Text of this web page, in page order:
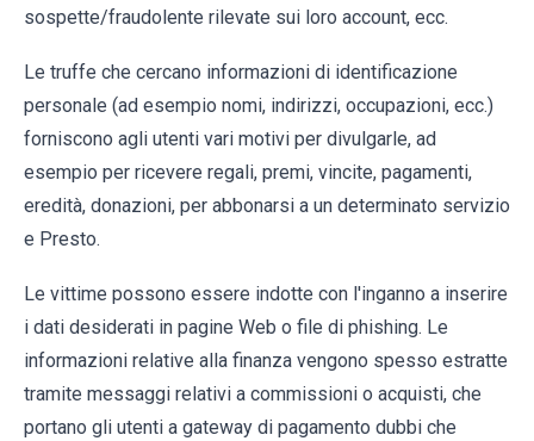
sospette/fraudolente rilevate sui loro account, ecc.
Le truffe che cercano informazioni di identificazione
personale (ad esempio nomi, indirizzi, occupazioni, ecc.)
forniscono agli utenti vari motivi per divulgarle, ad
esempio per ricevere regali, premi, vincite, pagamenti,
eredità, donazioni, per abbonarsi a un determinato servizio
e Presto.
Le vittime possono essere indotte con l'inganno a inserire
i dati desiderati in pagine Web o file di phishing. Le
informazioni relative alla finanza vengono spesso estratte
tramite messaggi relativi a commissioni o acquisti, che
portano gli utenti a gateway di pagamento dubbi che